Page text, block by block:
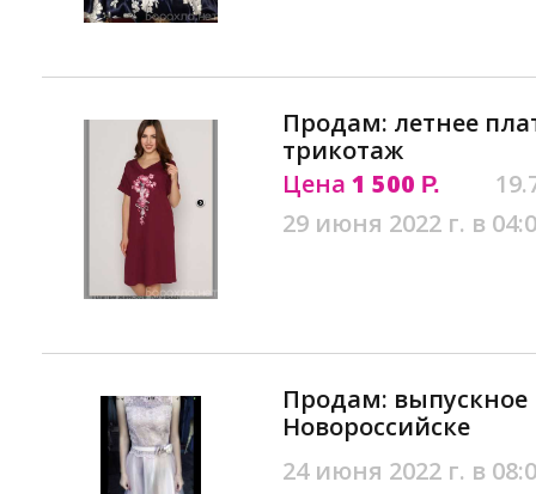
Продам: летнее
трикотаж
Цена 1 500 Р.
29 июня 2022 г. в
Продам: выпускное
Новороссийске
24 июня 2022 г. в